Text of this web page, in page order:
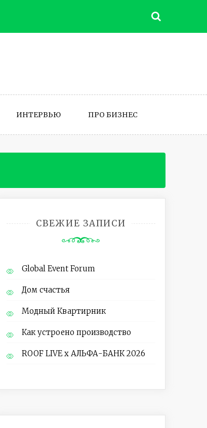
ИНТЕРВЬЮ ПРО БИЗНЕС
СВЕЖИЕ ЗАПИСИ
Global Event Forum
Дом счастья
Модный Квартирник
Как устроено производство
ROOF LIVE x АЛЬФА-БАНК 2026